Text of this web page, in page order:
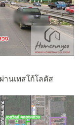
านเทสโก้โลตัส